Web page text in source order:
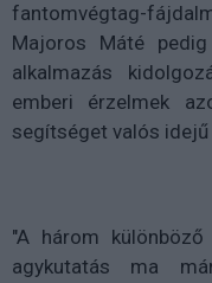
fantomvégtag-
Majoros Máté
alkalmazás
emberi érzelmek
segítséget valós idejű
"A három
agykutatás ma